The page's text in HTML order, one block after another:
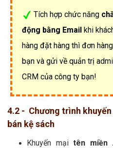
Tích hợp chức năng
động bằng Email khi
hàng đặt hàng thì đơn
bạn và gửi về quản trị
CRM của công ty bạn!
4.2 - Chương trình
bán kệ sách
Khuyến mạitên miền